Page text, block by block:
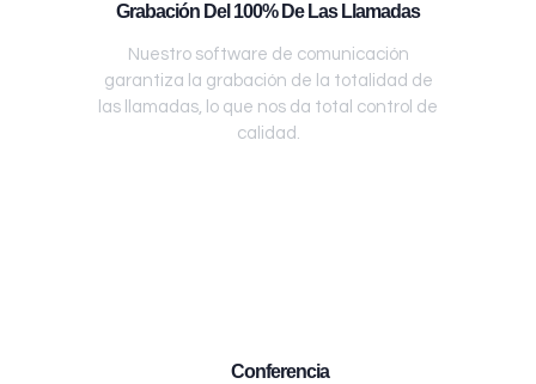
Grabación Del 100% De Las Llamadas
Nuestro software de comunicación
garantiza la grabación de la totalidad de
las llamadas, lo que nos da total control de
calidad.
Conferencia